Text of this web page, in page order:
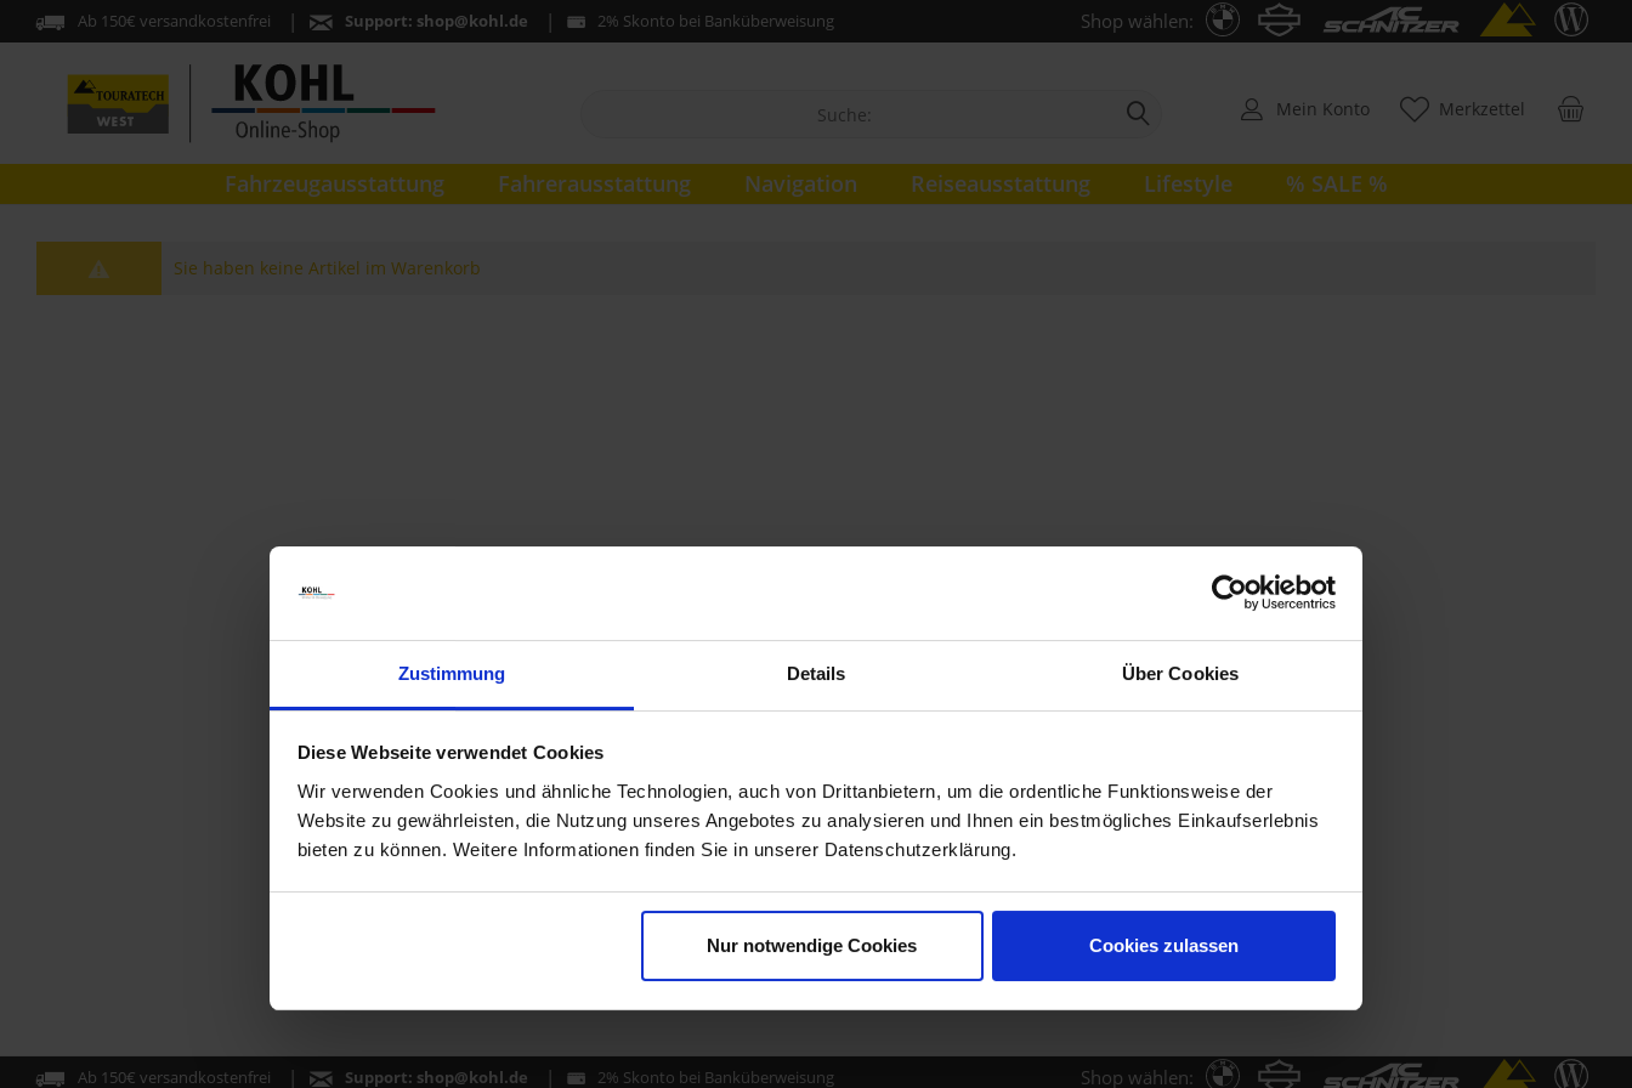
Zustimmung Details Über Cookies
Diese Webseite verwendet Cookies
Wir verwenden Cookies und ähnliche Technologien, auch von Drittanbietern, um die ordentliche Funktionsweise der
Website zu gewährleisten, die Nutzung unseres Angebotes zu analysieren und Ihnen ein bestmögliches Einkaufserlebnis
bieten zu können. Weitere Informationen finden Sie in unserer Datenschutzerklärung.
Nur notwendige Cookies Cookies zulassen
Ab 150€ versandkostenfrei Support: shop@kohl.de 2% Skonto bei Banküberweisung Shop wählen:
Merkzettel
Mein Konto
Fahrzeugausstattung Fahrerausstattung Navigation Reiseausstattung Lifestyle % SALE %
Sie haben keine Artikel im Warenkorb
Ab 150€ versandkostenfrei Support: shop@kohl.de 2% Skonto bei Banküberweisung Shop wählen: